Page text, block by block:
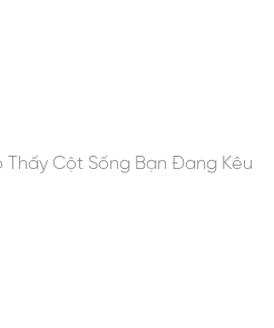
Thấy Cột Sống Bạn Đang Kêu